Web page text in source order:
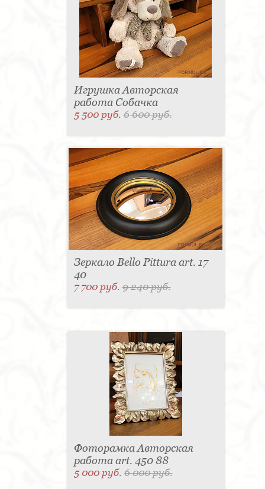
Игрушка Авторская
работа Собачка
5 500 руб.6 600 руб.
Зеркало Bello Pittura art. 17
40
7 700 руб.9 240 руб.
Фоторамка Авторская
работа art. 450 88
5 000 руб.6 000 руб.